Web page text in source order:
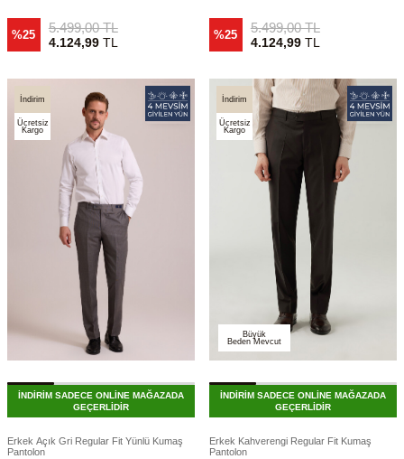
%25 5.499,00TL
4.124,99TL
%25 5.499,00TL
4.124,99TL
İndirim
Ücretsiz
Kargo
İNDİRİM SADECE ONLİNE MAĞAZADA
GEÇERLİDİR
Erkek Açık Gri Regular Fit Yünlü Kumaş
Pantolon
İndirim
Ücretsiz
Kargo
Büyük
Beden Mevcut
İNDİRİM SADECE ONLİNE MAĞAZADA
GEÇERLİDİR
Erkek Kahverengi Regular Fit Kumaş
Pantolon